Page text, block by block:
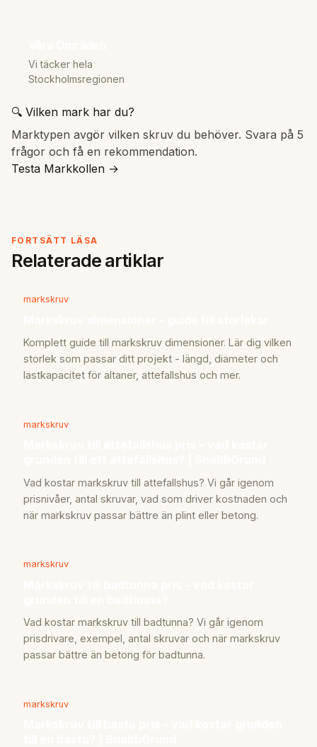
Vi täcker hela
Stockholmsregionen
🔍 Vilken mark har du?
Marktypen avgör vilken skruv du behöver. Svara på 5
frågor och få en rekommendation.
Testa Markkollen →
FORTSÄTT LÄSA
Relaterade artiklar
markskruv
Komplett guide till markskruv dimensioner. Lär dig vilken
storlek som passar ditt projekt - längd, diameter och
lastkapacitet för altaner, attefallshus och mer.
markskruv
Vad kostar markskruv till attefallshus? Vi går igenom
prisnivåer, antal skruvar, vad som driver kostnaden och
när markskruv passar bättre än plint eller betong.
markskruv
Vad kostar markskruv till badtunna? Vi går igenom
prisdrivare, exempel, antal skruvar och när markskruv
passar bättre än betong för badtunna.
markskruv